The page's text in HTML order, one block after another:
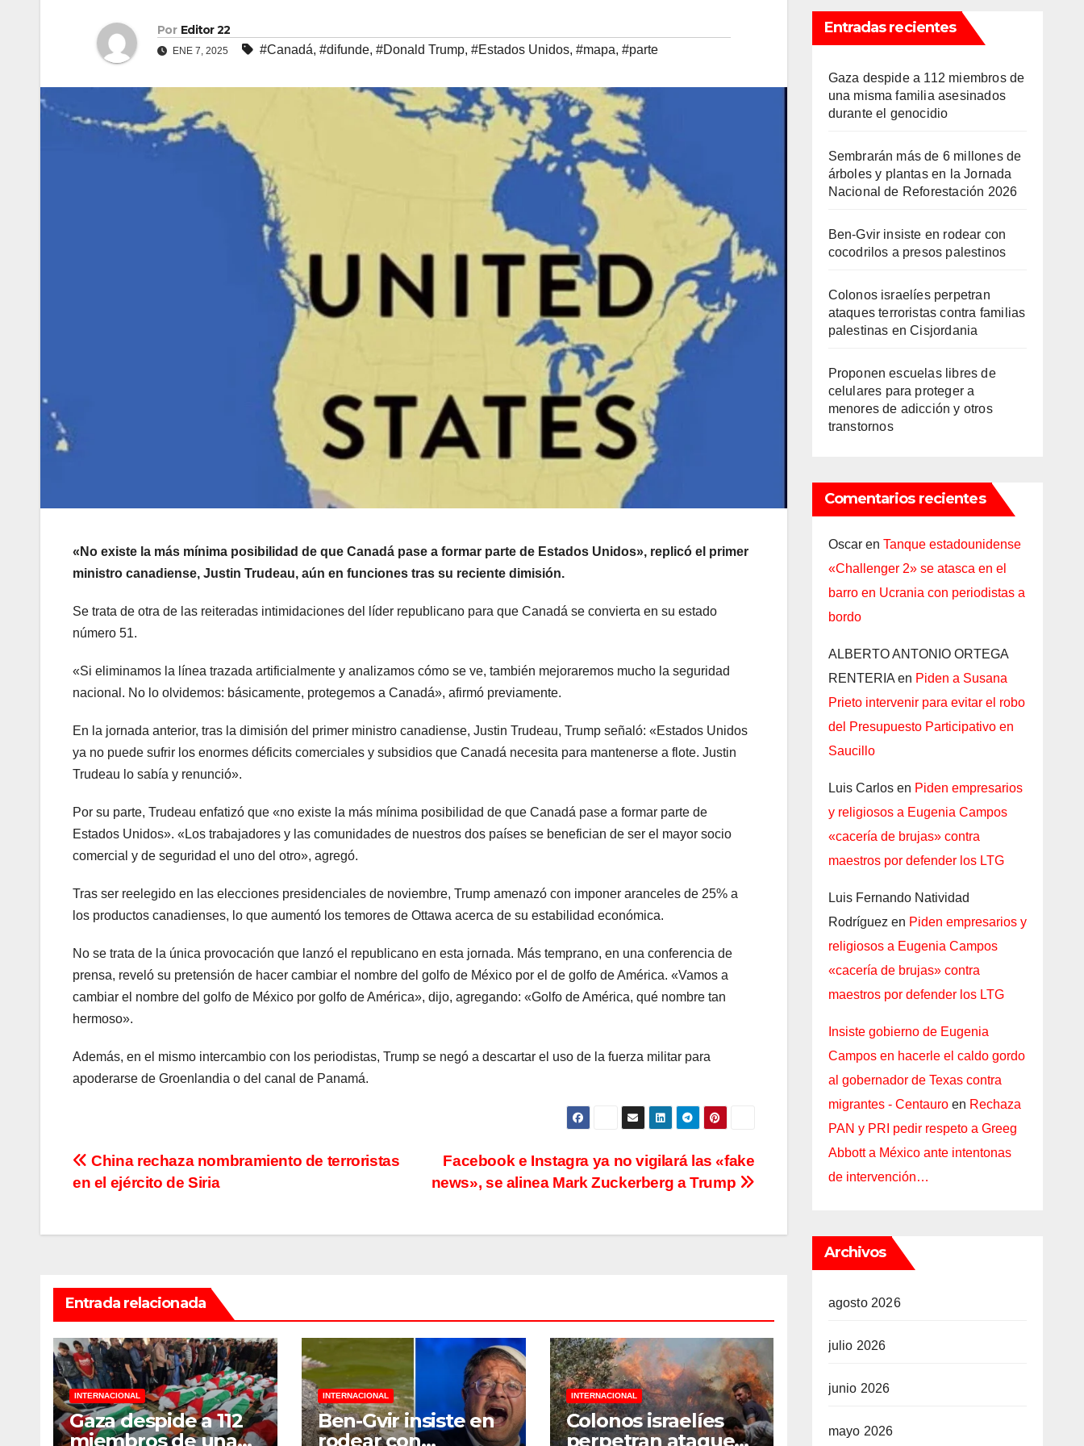
Por Editor 22
ENE 7, 2025 #Canadá, #difunde, #Donald Trump, #Estados Unidos, #mapa, #parte
«No existe la más mínima posibilidad de que Canadá pase a formar parte de Estados Unidos», replicó el primer
ministro canadiense, Justin Trudeau, aún en funciones tras su reciente dimisión.
Se trata de otra de las reiteradas intimidaciones del líder republicano para que Canadá se convierta en su estado
número 51.
«Si eliminamos la línea trazada artificialmente y analizamos cómo se ve, también mejoraremos mucho la seguridad
nacional. No lo olvidemos: básicamente, protegemos a Canadá», afirmó previamente.
En la jornada anterior, tras la dimisión del primer ministro canadiense, Justin Trudeau, Trump señaló: «Estados Unidos
ya no puede sufrir los enormes déficits comerciales y subsidios que Canadá necesita para mantenerse a flote. Justin
Trudeau lo sabía y renunció».
Por su parte, Trudeau enfatizó que «no existe la más mínima posibilidad de que Canadá pase a formar parte de
Estados Unidos». «Los trabajadores y las comunidades de nuestros dos países se benefician de ser el mayor socio
comercial y de seguridad el uno del otro», agregó.
Tras ser reelegido en las elecciones presidenciales de noviembre, Trump amenazó con imponer aranceles de 25% a
los productos canadienses, lo que aumentó los temores de Ottawa acerca de su estabilidad económica.
No se trata de la única provocación que lanzó el republicano en esta jornada. Más temprano, en una conferencia de
prensa, reveló su pretensión de hacer cambiar el nombre del golfo de México por el de golfo de América. «Vamos a
cambiar el nombre del golfo de México por golfo de América», dijo, agregando: «Golfo de América, qué nombre tan
hermoso».
Además, en el mismo intercambio con los periodistas, Trump se negó a descartar el uso de la fuerza militar para
apoderarse de Groenlandia o del canal de Panamá.
Navegación
entradas
Facebook e Instagra ya no vigilará las «fake
news», se alinea Mark Zuckerberg a Trump
China rechaza nombramiento de terroristas
en el ejército de Siria
Entrada relacionada
INTERNACIONAL
Gaza despide a 112
miembros de una
INTERNACIONAL
Ben-Gvir insiste en
rodear con
INTERNACIONAL
Colonos israelíes
perpetran ataques
Entradas recientes
Gaza despide a 112 miembros de
una misma familia asesinados
durante el genocidio
Sembrarán más de 6 millones de
árboles y plantas en la Jornada
Nacional de Reforestación 2026
Ben-Gvir insiste en rodear con
cocodrilos a presos palestinos
Colonos israelíes perpetran
ataques terroristas contra familias
palestinas en Cisjordania
Proponen escuelas libres de
celulares para proteger a
menores de adicción y otros
transtornos
Comentarios recientes
Oscaren Tanque estadounidense
«Challenger 2» se atasca en el
barro en Ucrania con periodistas a
bordo
ALBERTO ANTONIO ORTEGA
RENTERIAen Piden a Susana
Prieto intervenir para evitar el robo
del Presupuesto Participativo en
Saucillo
Luis Carlosen Piden empresarios
y religiosos a Eugenia Campos
«cacería de brujas» contra
maestros por defender los LTG
Luis Fernando Natividad
Rodríguez en Piden empresarios y
religiosos a Eugenia Campos
«cacería de brujas» contra
maestros por defender los LTG
Insiste gobierno de Eugenia
Campos en hacerle el caldo gordo
al gobernador de Texas contra
migrantes - Centauroen Rechaza
PAN y PRI pedir respeto a Greeg
Abbott a México ante intentonas
de intervención…
Archivos
agosto 2026
julio 2026
junio 2026
mayo 2026